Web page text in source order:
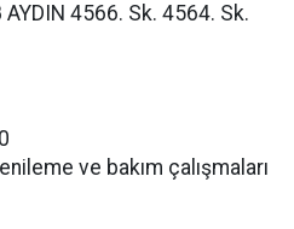
4566. Sk. 4564. Sk.
ve bakım çalışmaları